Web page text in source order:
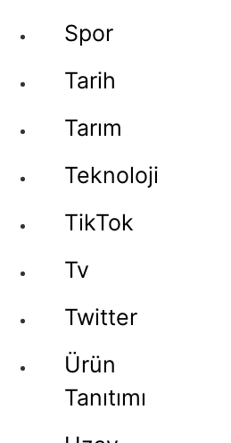
Spor
Tarih
Tarım
Teknoloji
TikTok
Tv
Twitter
Ürün
Tanıtımı